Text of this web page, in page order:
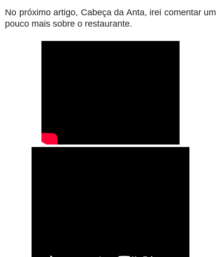
No próximo artigo, Cabeça da Anta, irei comentar um
pouco mais sobre o restaurante.